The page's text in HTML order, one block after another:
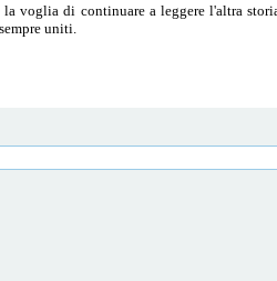
voglia di continuare a leggere l'altra
uniti.